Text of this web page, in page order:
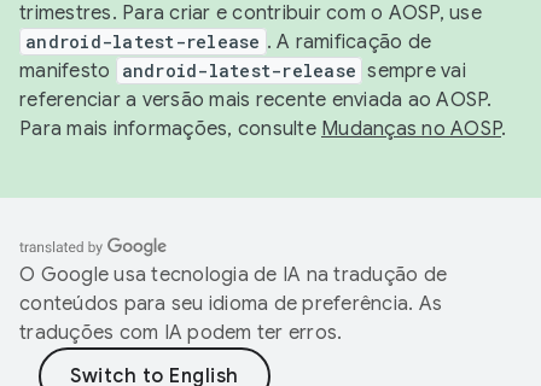
trimestres. Para criar e contribuir com o AOSP, use
android-latest-release . A ramificação de
manifesto
android-latest-release sempre vai
referenciar a versão mais recente enviada ao AOSP.
Para mais informações, consulte Mudanças no AOSP.
O Google usa tecnologia de IA na tradução de
conteúdos para seu idioma de preferência. As
traduções com IA podem ter erros.